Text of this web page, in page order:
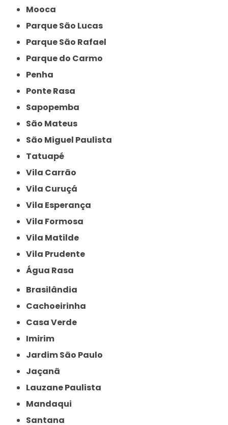
Mooca
Parque São Lucas
Parque São Rafael
Parque do Carmo
Penha
Ponte Rasa
Sapopemba
São Mateus
São Miguel Paulista
Tatuapé
Vila Carrão
Vila Curuçá
Vila Esperança
Vila Formosa
Vila Matilde
Vila Prudente
Água Rasa
Brasilândia
Cachoeirinha
Casa Verde
Imirim
Jardim São Paulo
Jaçanã
Lauzane Paulista
Mandaqui
Santana